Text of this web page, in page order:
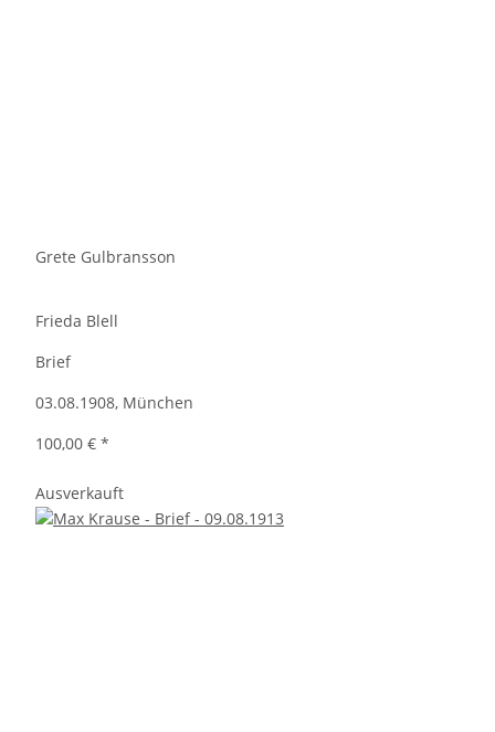
Grete Gulbransson
Frieda Blell
Brief
03.08.1908, München
100,00 € *
Ausverkauft